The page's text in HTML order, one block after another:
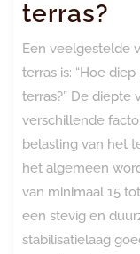
terras?
Een veelgestelde
terras is: “Hoe
terras?” De diepte
verschillende
belasting van het
het algemeen
van minimaal 15
een stevig en
stabilisatielaag